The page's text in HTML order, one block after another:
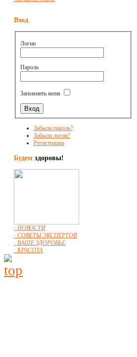
Вход
Логин
Пароль
Запомнить меня
Забыли пароль?
Забыли логин?
Регистрация
Будем здоровы!
· НОВОСТИ
· СОВЕТЫ ЭКСПЕРТОВ
· ВАШЕ ЗДОРОВЬЕ
· КРАСОТА